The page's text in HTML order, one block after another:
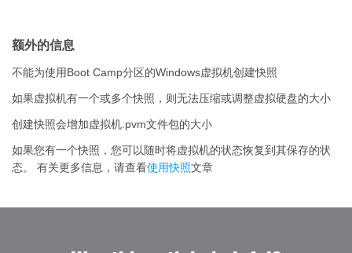
额外的信息
不能为使用Boot Camp分区的Windows虚拟机创建快照
如果虚拟机有一个或多个快照，则无法压缩或调整虚拟硬盘的大小
创建快照会增加虚拟机.pvm文件包的大小
如果您有一个快照，您可以随时将虚拟机的状态恢复到其保存的状
态。 有关更多信息，请查看使用快照文章